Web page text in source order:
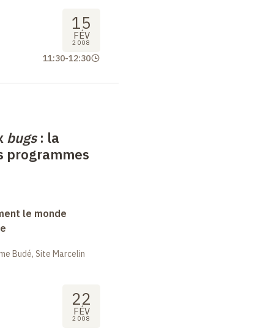
15
FÉV
2008
11:30-12:30
bugs : la
programmes
le monde
Budé, Site Marcelin
22
FÉV
2008